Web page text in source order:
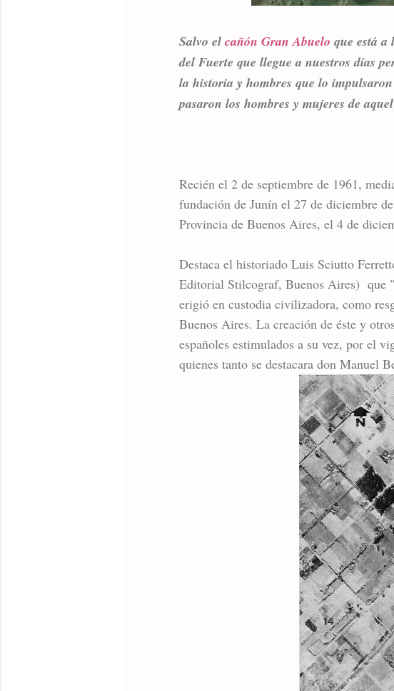
Salvo elcañón Gran Abuelo que está
del Fuerte que llegue a nuestros días
la historia y hombres que lo
pasaron los hombres y mujeres de
Recién el 2 de septiembre de 1961,
fundación de Junín el 27 de diciembre
Provincia de Buenos Aires, el 4 de
Destaca el historiado Luis Sciutto
Editorial Stilcograf, Buenos Aires) que
erigió en custodia civilizadora, como
Buenos Aires. La creación de éste y
españoles estimulados a su vez, por el
quienes tanto se destacara don Manuel